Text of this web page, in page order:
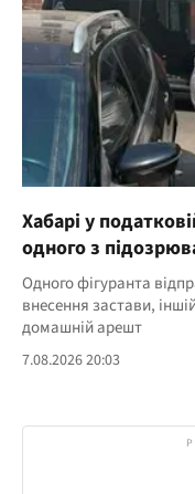
Хабарі у
одного з
Одного фігуранта
внесення застави,
домашній арешт
7.08.2026 20:03